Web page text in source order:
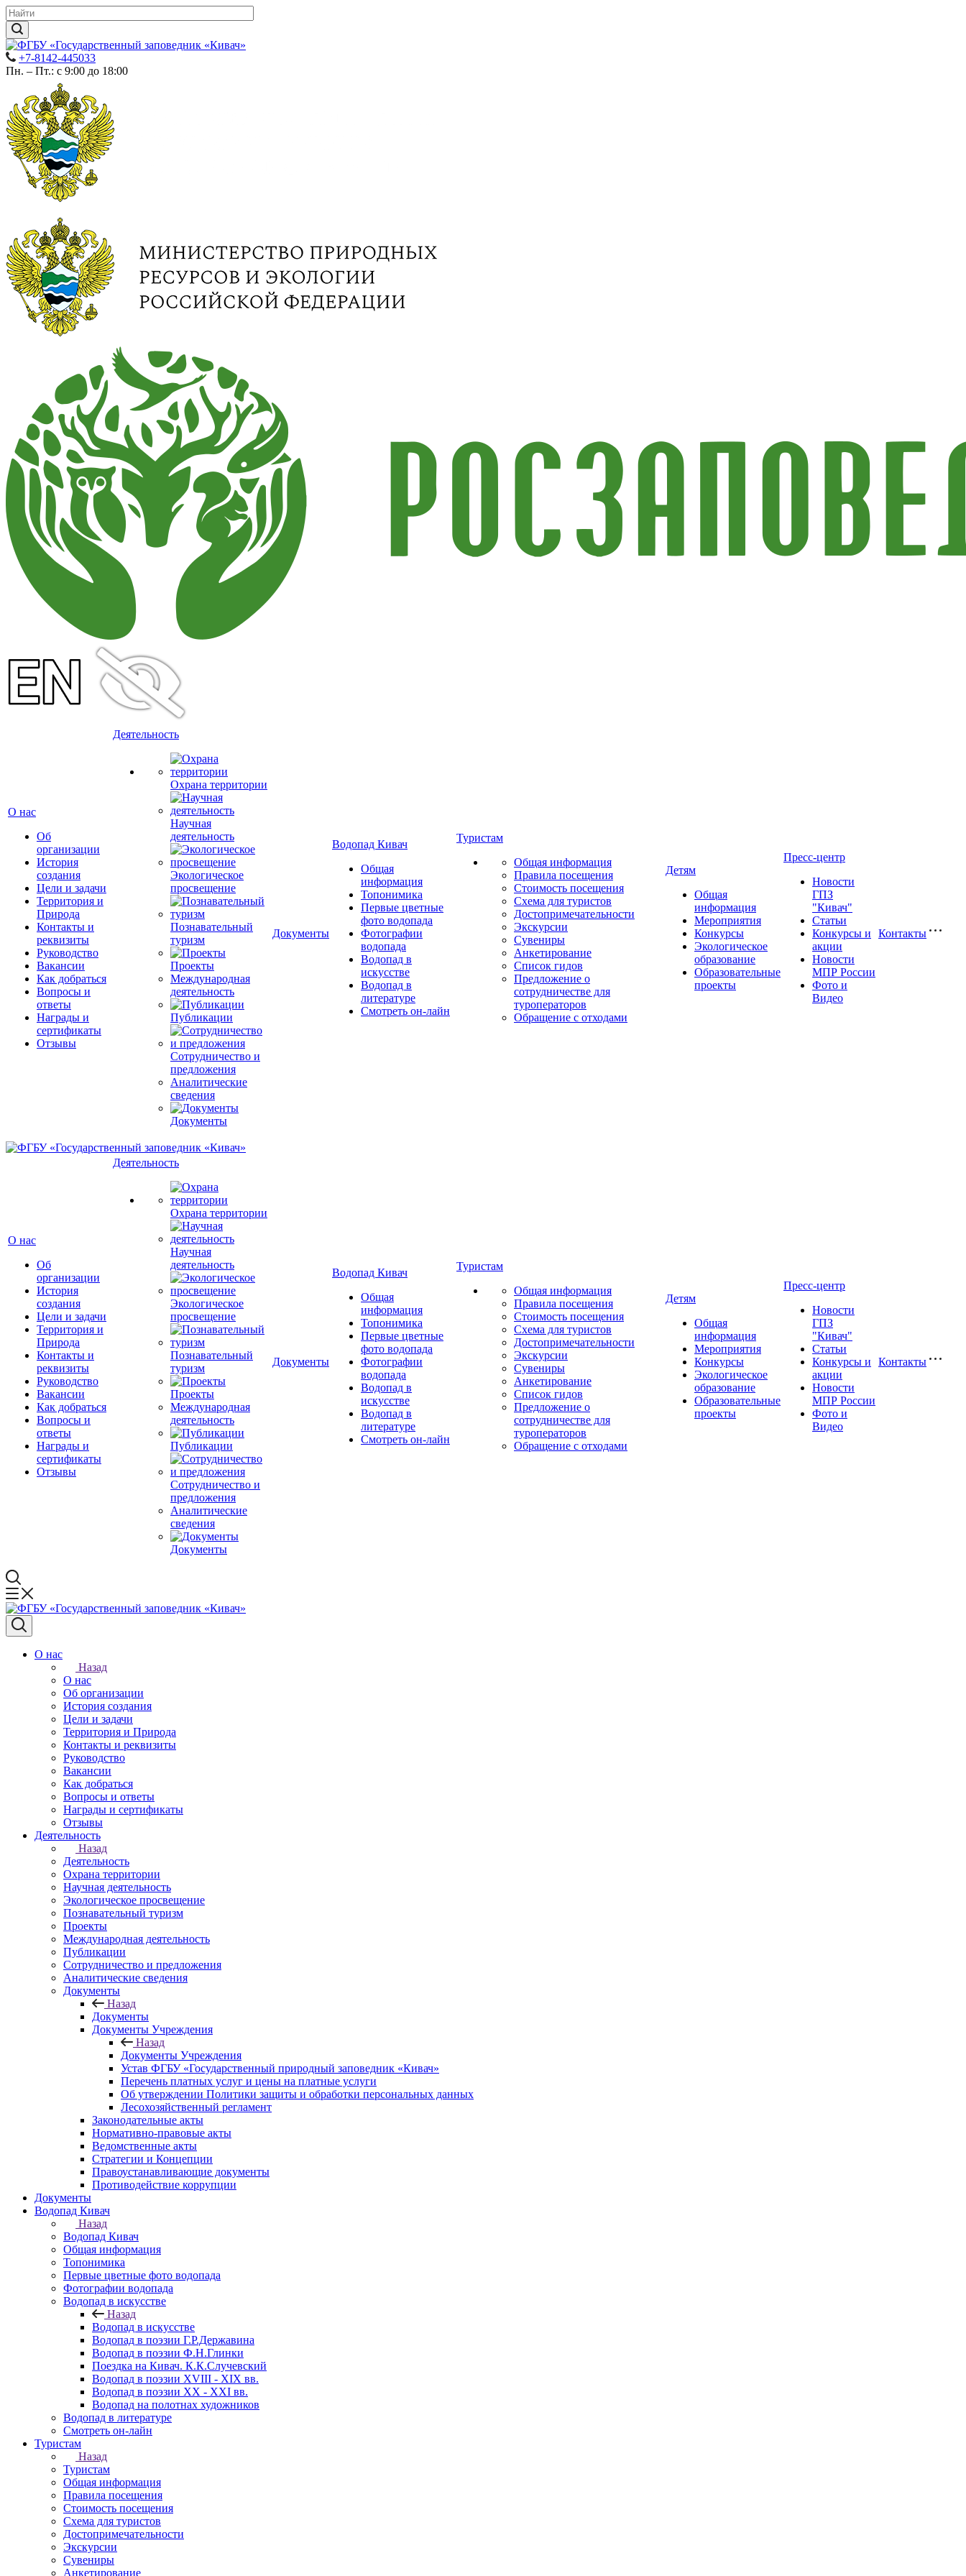
+7-8142-445033
Пн. – Пт.: с 9:00 до 18:00
О нас
Об
организации
История
создания
Цели и задачи
Территория и
Природа
Контакты и
реквизиты
Руководство
Вакансии
Как добраться
Вопросы и
ответы
Награды и
сертификаты
Отзывы
Деятельность
Охрана территории
Научная
деятельность
Экологическое
просвещение
Познавательный
туризм
Проекты
Международная
деятельность
Публикации
Сотрудничество и
предложения
Аналитические
сведения
Документы
Документы
Водопад Кивач
Общая
информация
Топонимика
Первые цветные
фото водопада
Фотографии
водопада
Водопад в
искусстве
Водопад в
литературе
Смотреть он-лайн
Туристам
Общая информация
Правила посещения
Стоимость посещения
Схема для туристов
Достопримечательности
Экскурсии
Сувениры
Анкетирование
Список гидов
Предложение о
сотрудничестве для
туроператоров
Обращение с отходами
Детям
Общая
информация
Мероприятия
Конкурсы
Экологическое
образование
Образовательные
проекты
Пресс-центр
Новости
ГПЗ
"Кивач"
Статьи
Конкурсы и
акции
Новости
МПР России
Фото и
Видео
Контакты
О нас
Об
организации
История
создания
Цели и задачи
Территория и
Природа
Контакты и
реквизиты
Руководство
Вакансии
Как добраться
Вопросы и
ответы
Награды и
сертификаты
Отзывы
Деятельность
Охрана территории
Научная
деятельность
Экологическое
просвещение
Познавательный
туризм
Проекты
Международная
деятельность
Публикации
Сотрудничество и
предложения
Аналитические
сведения
Документы
Документы
Водопад Кивач
Общая
информация
Топонимика
Первые цветные
фото водопада
Фотографии
водопада
Водопад в
искусстве
Водопад в
литературе
Смотреть он-лайн
Туристам
Общая информация
Правила посещения
Стоимость посещения
Схема для туристов
Достопримечательности
Экскурсии
Сувениры
Анкетирование
Список гидов
Предложение о
сотрудничестве для
туроператоров
Обращение с отходами
Детям
Общая
информация
Мероприятия
Конкурсы
Экологическое
образование
Образовательные
проекты
Пресс-центр
Новости
ГПЗ
"Кивач"
Статьи
Конкурсы и
акции
Новости
МПР России
Фото и
Видео
Контакты
О нас
Назад
О нас
Об организации
История создания
Цели и задачи
Территория и Природа
Контакты и реквизиты
Руководство
Вакансии
Как добраться
Вопросы и ответы
Награды и сертификаты
Отзывы
Деятельность
Назад
Деятельность
Охрана территории
Научная деятельность
Экологическое просвещение
Познавательный туризм
Проекты
Международная деятельность
Публикации
Сотрудничество и предложения
Аналитические сведения
Документы
Назад
Документы
Документы Учреждения
Назад
Документы Учреждения
Устав ФГБУ «Государственный природный заповедник «Кивач»
Перечень платных услуг и цены на платные услуги
Об утверждении Политики защиты и обработки персональных данных
Лесохозяйственный регламент
Законодательные акты
Нормативно-правовые акты
Ведомственные акты
Стратегии и Концепции
Правоустанавливающие документы
Противодействие коррупции
Документы
Водопад Кивач
Назад
Водопад Кивач
Общая информация
Топонимика
Первые цветные фото водопада
Фотографии водопада
Водопад в искусстве
Назад
Водопад в искусстве
Водопад в поэзии Г.Р.Державина
Водопад в поэзии Ф.Н.Глинки
Поездка на Кивач. К.К.Случевский
Водопад в поэзии XVIII - XIX вв.
Водопад в поэзии XX - XXI вв.
Водопад на полотнах художников
Водопад в литературе
Смотреть он-лайн
Туристам
Назад
Туристам
Общая информация
Правила посещения
Стоимость посещения
Схема для туристов
Достопримечательности
Экскурсии
Сувениры
Анкетирование